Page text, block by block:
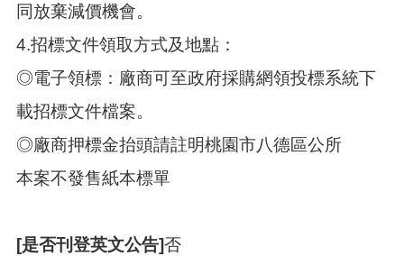
同放棄減價機會。
4.招標文件領取方式及地點：
◎電子領標：廠商可至政府採購網領投標系統下
載招標文件檔案。
◎廠商押標金抬頭請註明桃園市八德區公所
本案不發售紙本標單
[是否刊登英文公告]否